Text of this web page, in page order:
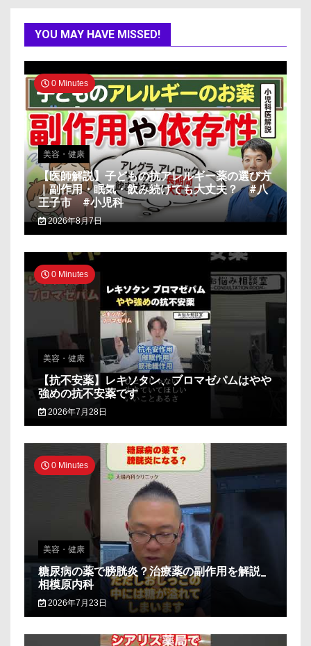
YOU MAY HAVE MISSED!
0 Minutes
美容・健康
【医師解説】子どもの抗アレルギー薬の選び方
｜副作用・眠気・飲み続けても大丈夫？ #八
王子市 #小児科
2026年8月7日
0 Minutes
美容・健康
【抗不安薬】レキソタン、ブロマゼパムはやや
強めの抗不安薬です
2026年7月28日
0 Minutes
美容・健康
糖尿病の薬で膀胱炎？治療薬の副作用を解説_
相模原内科
2026年7月23日